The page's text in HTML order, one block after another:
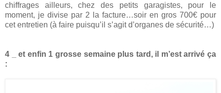
chiffrages ailleurs, chez des petits garagistes, pour le
moment, je divise par 2 la facture…soir en gros 700€ pour
cet entretien (à faire puisqu’il s’agit d’organes de sécurité…)
4 _ et enfin 1 grosse semaine plus tard, il m’est arrivé ça
: